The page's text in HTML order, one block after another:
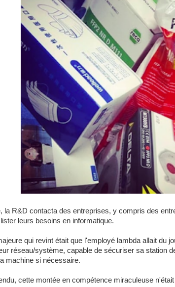
la R&D contacta des entreprises, y compris des
leurs besoins en informatique.
qui revint était que l'employé lambda allait du
réseau/système, capable de sécuriser sa station
machine si nécessaire.
cette montée en compétence miraculeuse